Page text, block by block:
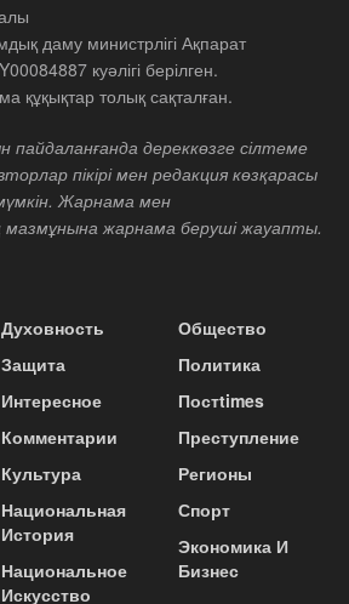
даму министрлігі Ақпарат
куәлігі берілген.
құқықтар толық сақталған.
дереккөзге сілтеме
пікірі мен редакция көзқарасы
Жарнама мен
мазмұнына жарнама беруші жауапты.
Духовность
Защита
Интересное
Комментарии
Культура
Национальная
История
Национальное
Искусство
Общество
Политика
Постtimes
Преступление
Регионы
Спорт
Экономика И
Бизнес